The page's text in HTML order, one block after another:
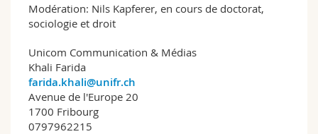
Modération: Nils Kapferer, en cours de doctorat,
sociologie et droit
Unicom Communication & Médias
Khali Farida
farida.khali@unifr.ch
Avenue de l'Europe 20
1700 Fribourg
0797962215